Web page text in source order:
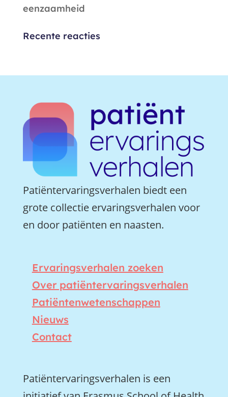
eenzaamheid
Recente reacties
Patiëntervaringsverhalen biedt een
grote collectie ervaringsverhalen voor
en door patiënten en naasten.
Ervaringsverhalen zoeken
Over patiëntervaringsverhalen
Patiëntenwetenschappen
Nieuws
Contact
Patiëntervaringsverhalen is een